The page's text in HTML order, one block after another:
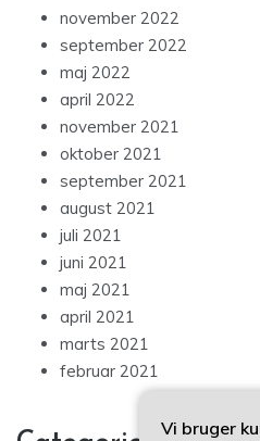
november 2022
september 2022
maj 2022
april 2022
november 2021
oktober 2021
september 2021
august 2021
juli 2021
juni 2021
maj 2021
april 2021
marts 2021
februar 2021
Vi bruger